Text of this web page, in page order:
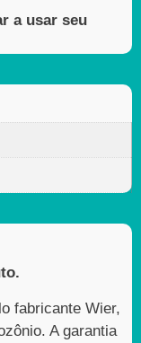
a usar seu
fabricante Wier,
A garantia